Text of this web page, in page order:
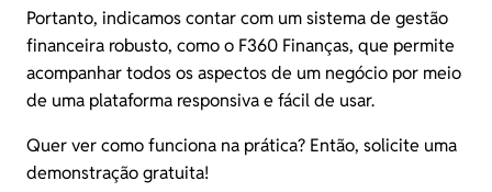
Portanto, indicamos contar com um sistema de gestão
financeira robusto, como o F360 Finanças, que permite
acompanhar todos os aspectos de um negócio por meio
de uma plataforma responsiva e fácil de usar.
Quer ver como funciona na prática? Então, solicite uma
demonstração gratuita!